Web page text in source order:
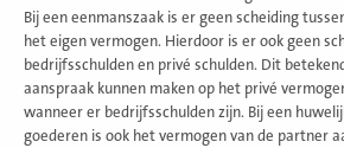
Bij een eenmanszaak is er geen scheiding
het eigen vermogen. Hierdoor is er ook geen
bedrijfsschulden en privé schulden. Dit
aanspraak kunnen maken op het privé
wanneer er bedrijfsschulden zijn. Bij een
goederen is ook het vermogen van de partner